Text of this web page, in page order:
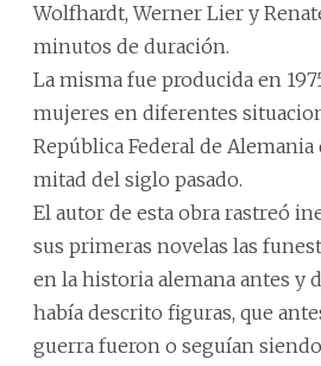
Wolfhardt, Werner Lier y
minutos de duración.
La misma fue producida en
mujeres en diferentes
República Federal de
mitad del siglo pasado.
El autor de esta obra rastreó
sus primeras novelas las
en la historia alemana antes y
había descrito figuras, que
guerra fueron o seguían